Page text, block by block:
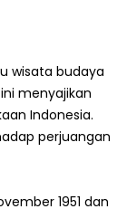
wisata budaya
menyajikan
Indonesia.
perjuangan
1951 dan